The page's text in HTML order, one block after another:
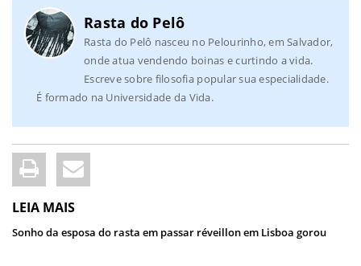
Rasta do Pelô
Rasta do Pelô nasceu no Pelourinho, em Salvador,
onde atua vendendo boinas e curtindo a vida.
Escreve sobre filosofia popular sua especialidade.
É formado na Universidade da Vida.
LEIA MAIS
Sonho da esposa do rasta em passar réveillon em Lisboa gorou